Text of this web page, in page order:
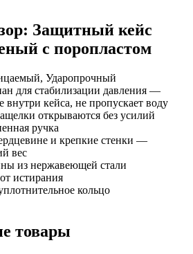
Защитный кейс
с поропластом
Ударопрочный
для стабилизации давления —
внутри кейса, не пропускает воду
открываются без усилий
ручка
и крепкие стенки —
вес
из нержавеющей стали
истирания
кольцо
товары